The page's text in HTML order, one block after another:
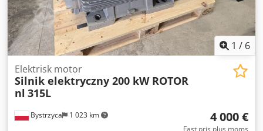
1 / 6
Bystrzyca 1 023 km
Elektrisk motor
Silnik elektryczny 200 kW ROTOR
nl 315L
4 000 €